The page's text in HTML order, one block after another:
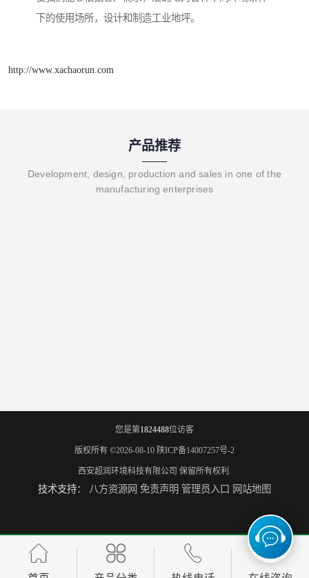
下的使用场所，设计和制造工业地坪。
http://www.xachaorun.com
产品推荐
Development, design, production and sales in one of the
manufacturing enterprises
您是第1824488位访客
版权所有 ©2026-08-10 陕ICP备14007257号-2
西安超润环境科技有限公司 保留所有权利.
技术支持： 八方资源网 免责声明 管理员入口 网站地图